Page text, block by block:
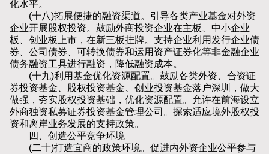
化水平。
(十八)拓展便捷的融资渠道。引导各类产业基金对外资
企业开展股权投资。鼓励外商投资企业在主板、中小企业
板、创业板上市，在新三板挂牌。支持企业利用发行企业债
券、公司债券、可转换债券和运用资产证券化等非金融企业
债务融资工具进行融资，降低融资成本。
(十九)利用基金优化资源配置。鼓励各类外资、合资证
券投资基金、股权投资基金、创业投资基金落户深圳，做大
做强，夯实股权投资基础，优化资源配置。允许在前海设立
外商独资私募证券投资基金管理公司。探索适应境外股权投
资和离岸业务发展的支持政策。
四、创造公平竞争环境
(二十)打造宜商的政策环境。促进内外资企业公平参与